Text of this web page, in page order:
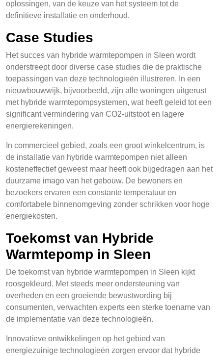
oplossingen, van de keuze van het systeem tot de
definitieve installatie en onderhoud.
Case Studies
Het succes van hybride warmtepompen in Sleen wordt
onderstreept door diverse case studies die de praktische
toepassingen van deze technologieën illustreren. In een
nieuwbouwwijk, bijvoorbeeld, zijn alle woningen uitgerust
met hybride warmtepompsystemen, wat heeft geleid tot een
significant vermindering van CO2-uitstoot en lagere
energierekeningen.
In commercieel gebied, zoals een groot winkelcentrum, is
de installatie van hybride warmtepompen niet alleen
kosteneffectief geweest maar heeft ook bijgedragen aan het
duurzame imago van het gebouw. De bewoners en
bezoekers ervaren een constante temperatuur en
comfortabele binnenomgeving zonder schrikken voor hoge
energiekosten.
Toekomst van Hybride
Warmtepomp in Sleen
De toekomst van hybride warmtepompen in Sleen kijkt
roosgekleurd. Met steeds meer ondersteuning van
overheden en een groeiende bewustwording bij
consumenten, verwachten experts een sterke toename van
de implementatie van deze technologieën.
Innovatieve ontwikkelingen op het gebied van
energiezuinige technologieën zorgen ervoor dat hybride